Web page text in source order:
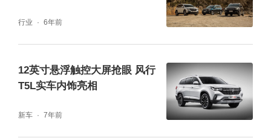
产品类别的研发与制造，全球汽车悬架市占率
中国品牌第一，也是全球汽车悬架市场Top 10
量产经验的公司。悬架系统产品矩阵包括智能
全主动悬架、MagneRide®磁流变悬架系统、
SARC主动稳定控制系统等。MagneRide®磁
行业 6年前
12英寸悬浮触控大屏抢眼 风行
T5L实车内饰亮相
新车 7年前